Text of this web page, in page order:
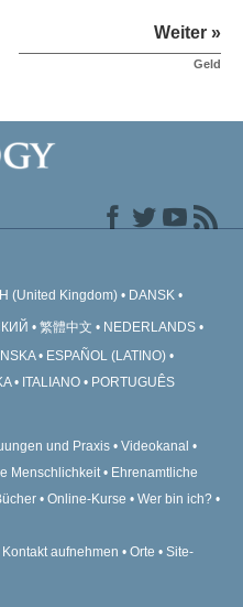
Weiter »
Geld
(United Kingdom) DANSK
繁體中文
NEDERLANDS
ESPAÑOL (LATINO)
ITALIANO PORTUGUÊS
und Praxis
Videokanal
Menschlichkeit
Ehrenamtliche
Online-Kurse
Wer bin ich?
Kontakt aufnehmen Orte
Site-